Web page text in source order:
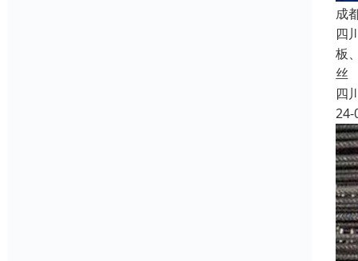
成
四
板
丝
四
24-